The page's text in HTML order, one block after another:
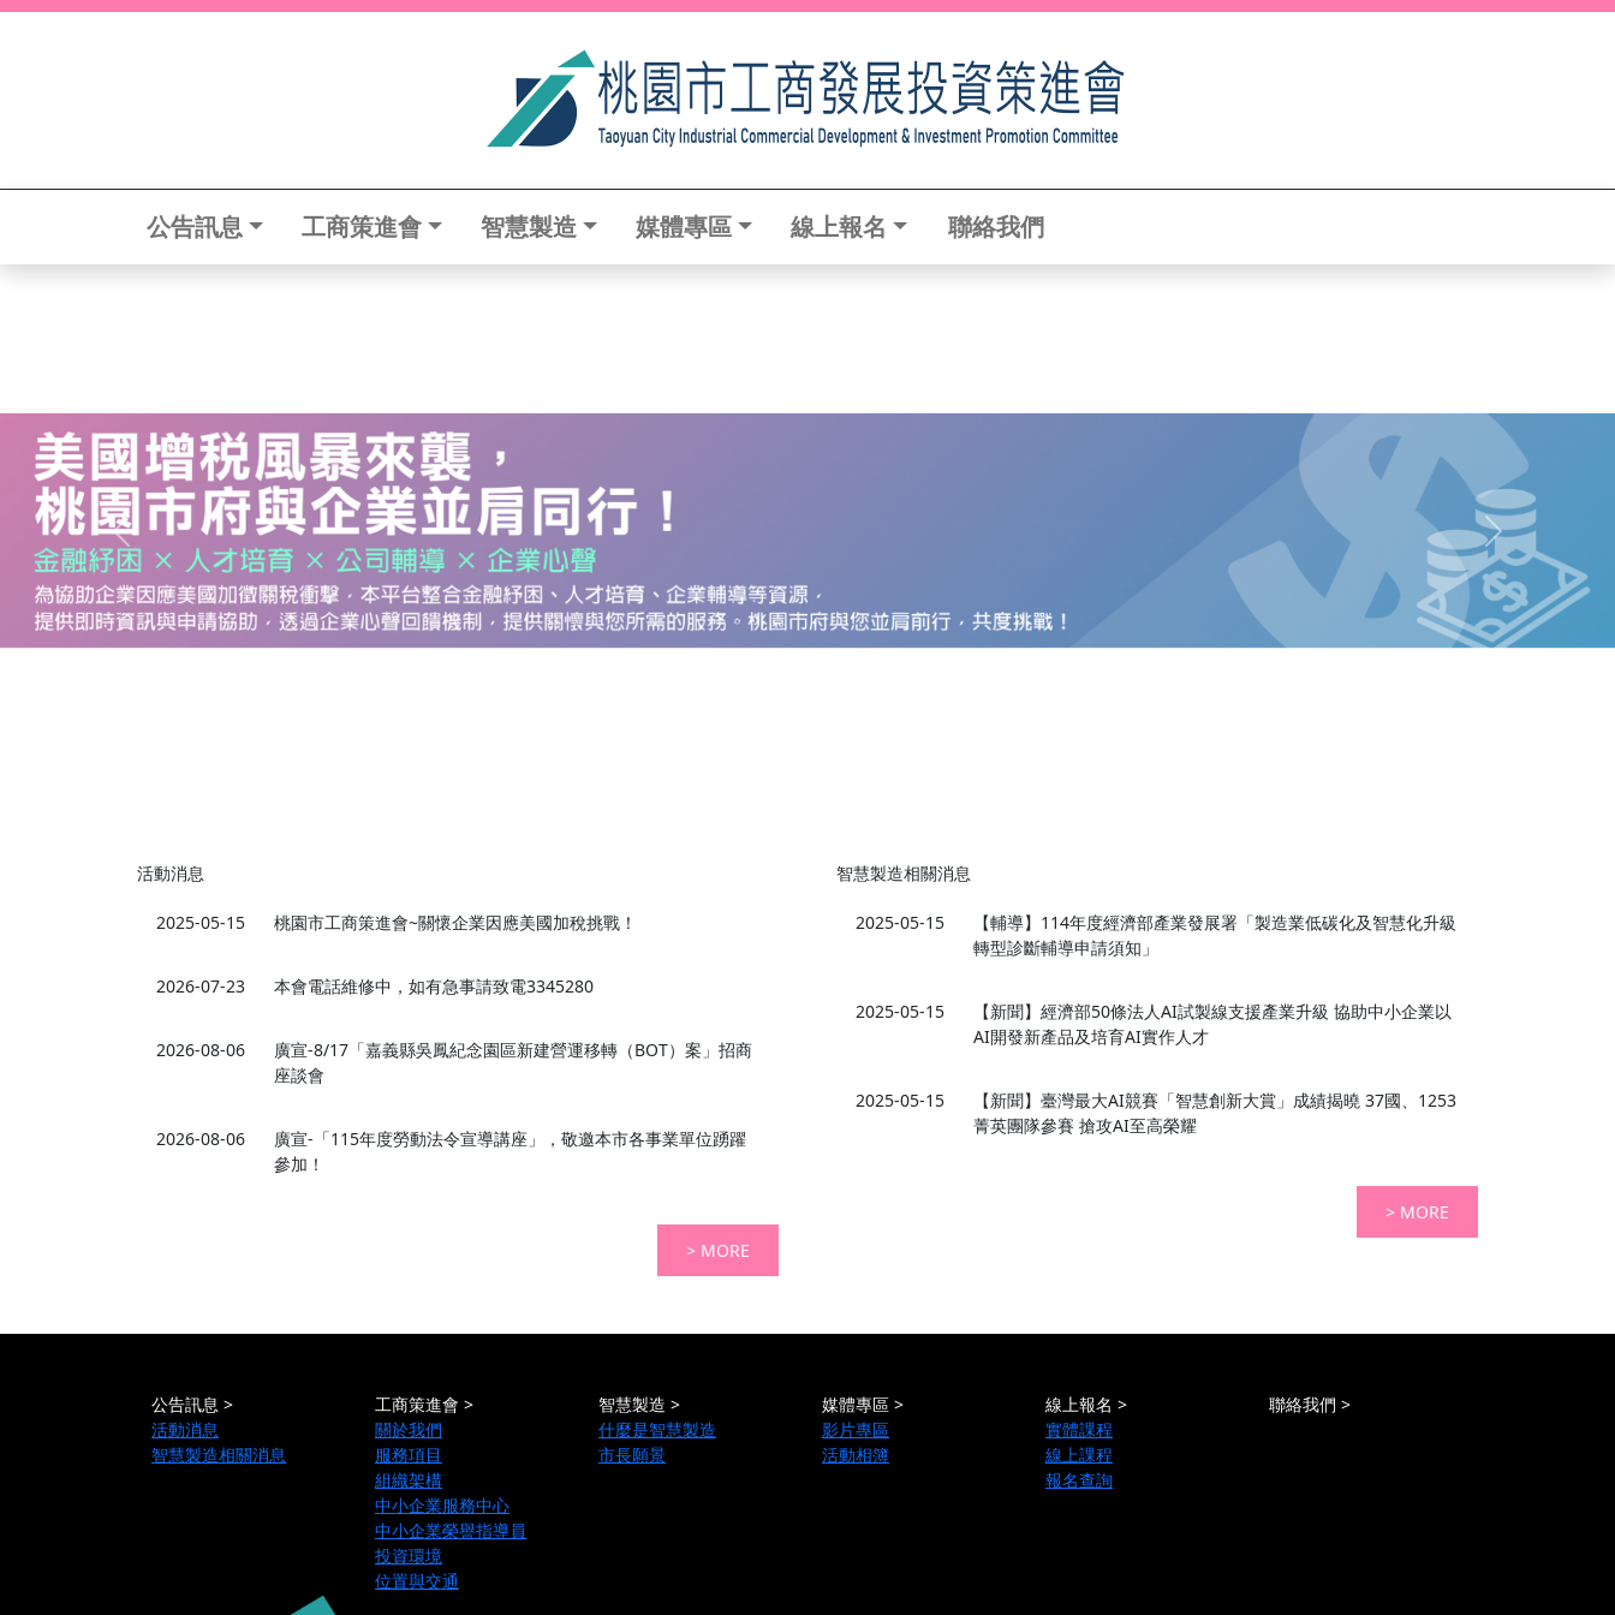
公告訊息 工商策進會 智慧製造 媒體專區 線上報名 聯絡我們
Previous Next
活動消息
2025-05-15 桃園市工商策進會~關懷企業因應美國加稅挑戰！
2026-07-23 本會電話維修中，如有急事請致電3345280
2026-08-06
廣宣-8/17「嘉義縣吳鳳紀念園區新建營運移轉（BOT）案」招商
座談會
2026-08-06
廣宣-「115年度勞動法令宣導講座」，敬邀本市各事業單位踴躍
參加！
> MORE
智慧製造相關消息
2025-05-15
【輔導】114年度經濟部產業發展署「製造業低碳化及智慧化升級
轉型診斷輔導申請須知」
2025-05-15
【新聞】經濟部50條法人AI試製線支援產業升級 協助中小企業以
AI開發新產品及培育AI實作人才
2025-05-15
【新聞】臺灣最大AI競賽「智慧創新大賞」成績揭曉 37國、1253
菁英團隊參賽 搶攻AI至高榮耀
> MORE
公告訊息 >
活動消息
智慧製造相關消息
工商策進會 >
關於我們
服務項目
組織架構
中小企業服務中心
中小企業榮譽指導員
投資環境
位置與交通
智慧製造 >
什麼是智慧製造
市長願景
媒體專區 >
影片專區
活動相簿
線上報名 >
實體課程
線上課程
報名查詢
聯絡我們 >